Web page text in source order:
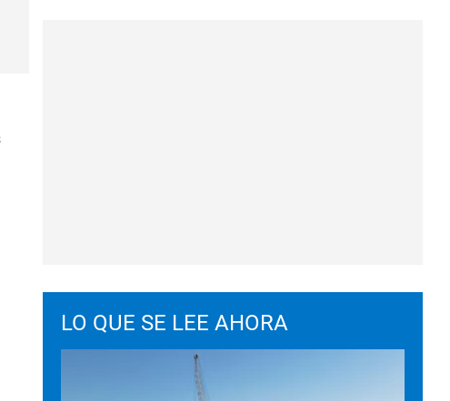
LO QUE SE LEE AHORA